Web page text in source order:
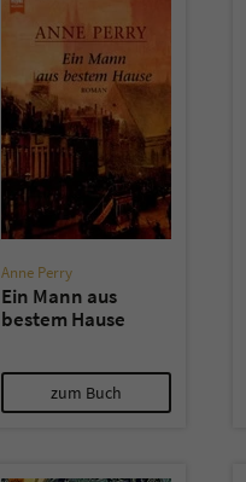
Anne Perry
Ein Mann aus
bestem Hause
zum Buch